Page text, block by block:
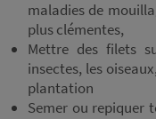
maladies de
plus clémentes,
Mettre des filets
insectes, les
plantation
Semer ou repiquer